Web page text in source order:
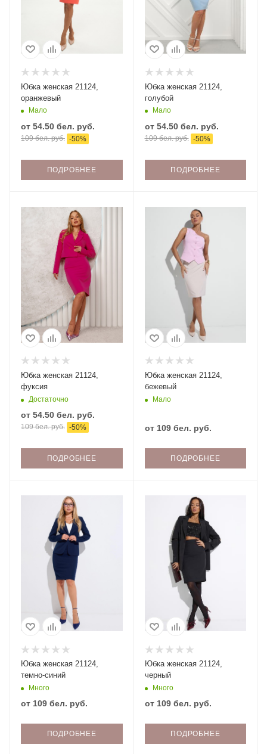
Юбка женская 21124,
оранжевый
Мало
от 54.50 бел. руб.
109 бел. руб. -50%
ПОДРОБНЕЕ
Юбка женская 21124,
голубой
Мало
от 54.50 бел. руб.
109 бел. руб. -50%
ПОДРОБНЕЕ
Юбка женская 21124,
фуксия
Достаточно
от 54.50 бел. руб.
109 бел. руб. -50%
ПОДРОБНЕЕ
Юбка женская 21124,
бежевый
Мало
от 109 бел. руб.
ПОДРОБНЕЕ
Юбка женская 21124,
темно-синий
Много
от 109 бел. руб.
ПОДРОБНЕЕ
Юбка женская 21124,
черный
Много
от 109 бел. руб.
ПОДРОБНЕЕ